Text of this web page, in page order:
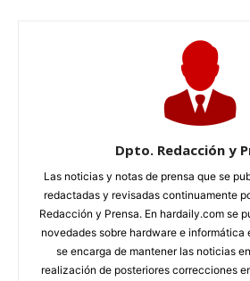
Dpto. Redacción y
Las noticias y notas de prensa que se
redactadas y revisadas continuamente
Redacción y Prensa. En hardaily.com se
novedades sobre hardware e informática
se encarga de mantener las noticias
realización de posteriores correcciones